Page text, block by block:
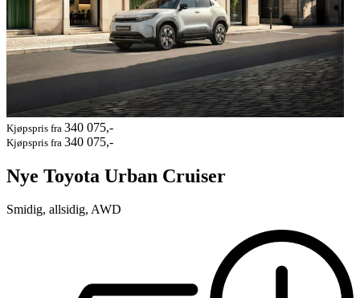
Kjøpspris fra 340 075,-
Kjøpspris fra 340 075,-
Nye Toyota Urban Cruiser
Smidig, allsidig, AWD